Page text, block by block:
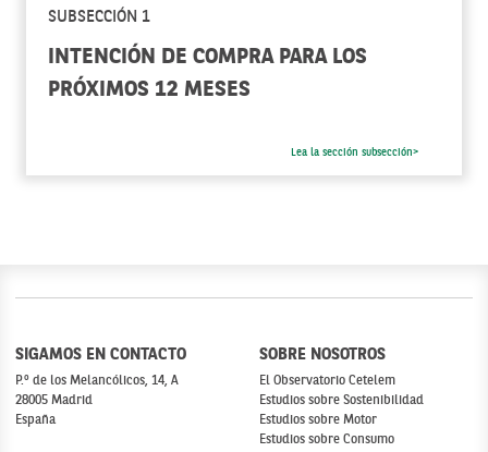
SUBSECCIÓN 1
INTENCIÓN DE COMPRA PARA LOS
PRÓXIMOS 12 MESES
Lea la sección subsección>
SIGAMOS EN CONTACTO
P.º de los Melancólicos, 14, A
28005 Madrid
España
SOBRE NOSOTROS
El Observatorio Cetelem
Estudios sobre Sostenibilidad
Estudios sobre Motor
Estudios sobre Consumo